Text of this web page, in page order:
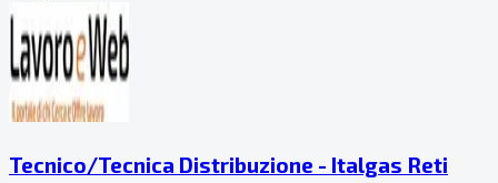
Tecnico/Tecnica Distribuzione - Italgas Reti